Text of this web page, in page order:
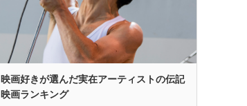
映画好きが選んだ実在アーティストの伝記
映画ランキング